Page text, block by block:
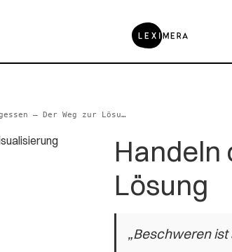
Handeln oder Vergessen – Der Weg zur Lösung
Handeln
Lösung
„Beschweren